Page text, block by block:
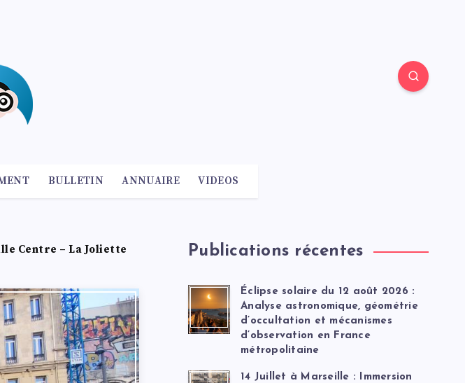
BULLETIN ANNUAIRE VIDEOS
Centre – La Joliette
Publications récentes
Éclipse solaire du 12 août 2026 :
Analyse astronomique, géométrie
d’occultation et mécanismes
d’observation en France
métropolitaine
14 Juillet à Marseille : Immersion